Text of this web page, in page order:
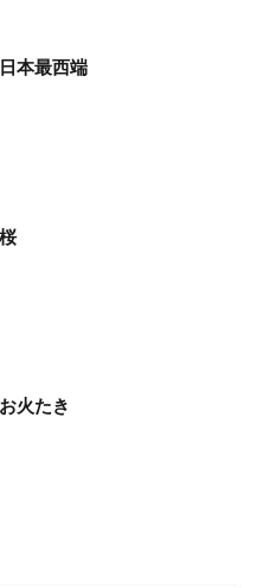
日本最西端
桜
お火たき